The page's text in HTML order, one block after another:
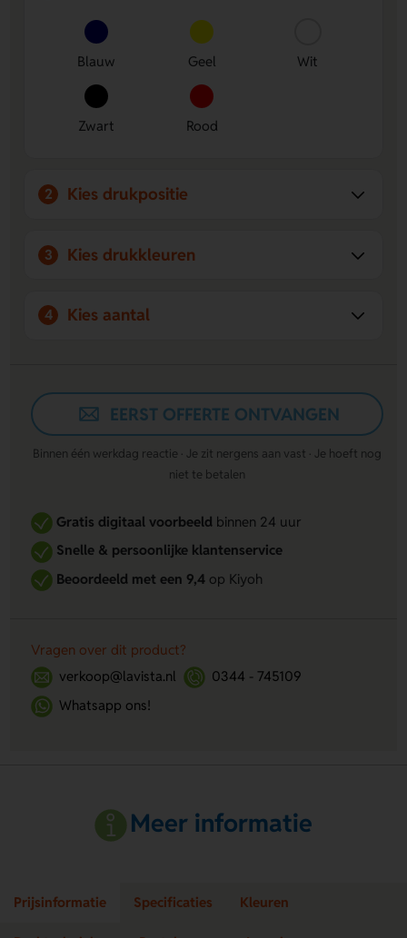
Blauw Geel Wit
Zwart Rood
2 Kies drukpositie
3 Kies drukkleuren
4 Kies aantal
EERST OFFERTE ONTVANGEN
Binnen één werkdag reactie · Je zit nergens aan vast · Je hoeft nog
niet te betalen
Gratis digitaal voorbeeldbinnen 24 uur
Snelle & persoonlijke klantenservice
Beoordeeld met een 9,4op Kiyoh
Vragen over dit product?
verkoop@lavista.nl
0344 - 745109
Whatsapp ons!
Meer informatie
Prijsinformatie Specificaties Kleuren